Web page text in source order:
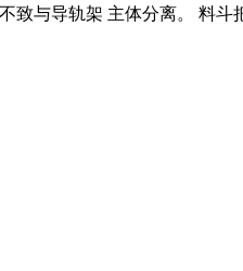
与导轨架 主体分离。 料斗